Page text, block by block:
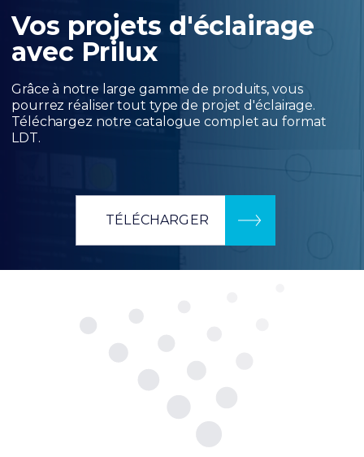
Vos projets d'éclairage
avec Prilux
Grâce à notre large gamme de produits, vous
pourrez réaliser tout type de projet d'éclairage.
Téléchargez notre catalogue complet au format
LDT.
TÉLÉCHARGER